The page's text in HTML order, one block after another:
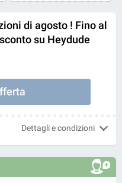
di agosto ! Fino al
su Heydude
Dettagli e condizioni